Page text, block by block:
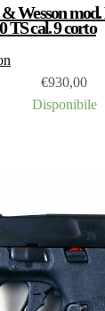
Wesson
TS cal. 9 corto
€930,00
Disponibile